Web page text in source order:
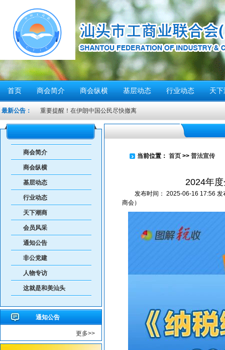
首页 商会简介 商会纵横 基层动态 行业动态 天
最新公告：
重要提醒！在伊朗中国公民尽快撤离
密切关注超强台风“桦加沙”，注意防范
汕头将分区域、分行业、分时段实行“四停”
感谢信
汕头市2026年“6·30”助力乡村振兴活动倡议书
【人民防空宣传周】如何辨别防空警报？我们应该...
6月21日10时15分，汕头将实施防空警报试鸣！
汕头发布2026年6月份重点行业领域安全风险提示
重要提醒！中国公民近期避免前往日本
共建绿美汕头，共享生态家园——致全市企业家的...
商会简介
商会纵横
基层动态
行业动态
天下潮商
会员风采
通知公告
非公党建
人物专访
这就是和美汕头
通知公告
更多>>
当前位置： 首页 >> 普法宣传
2024年
发布时间： 2025-06-16 17:56 发
商会）